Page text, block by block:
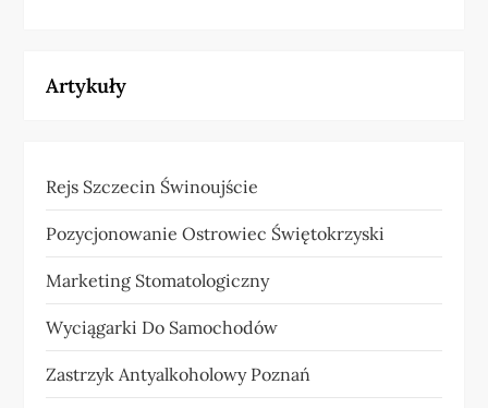
Artykuły
Rejs Szczecin Świnoujście
Pozycjonowanie Ostrowiec Świętokrzyski
Marketing Stomatologiczny
Wyciągarki Do Samochodów
Zastrzyk Antyalkoholowy Poznań